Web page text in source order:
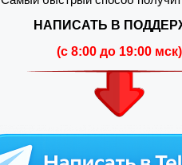
НАПИСАТЬ В
(c 8:00 до 19:00 мск)